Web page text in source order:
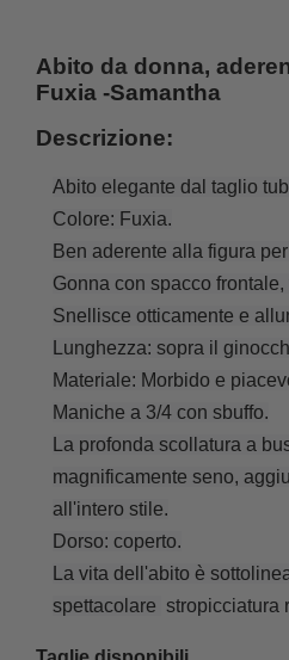
Abito da donna,
Fuxia -Samantha
Descrizione:
Abito elegante dal taglio
Colore: Fuxia.
Ben aderente alla figura
Gonna con spacco
Snellisce otticamente e
Lunghezza: sopra il
Materiale: Morbido e
Maniche a 3/4 con sbuffo.
La profonda scollatura a
magnificamente seno,
all'intero stile.
Dorso: coperto.
La vita dell'abito è
spettacolare stropicciatura